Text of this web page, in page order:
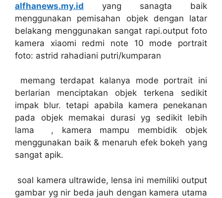
alfhanews.my.id yang sanagta baik
menggunakan pemisahan objek dengan latar
belakang menggunakan sangat rapi.output foto
kamera xiaomi redmi note 10 mode portrait
foto: astrid rahadiani putri/kumparan
memang terdapat kalanya mode portrait ini
berlarian menciptakan objek terkena sedikit
impak blur. tetapi apabila kamera penekanan
pada objek memakai durasi yg sedikit lebih
lama , kamera mampu membidik objek
menggunakan baik & menaruh efek bokeh yang
sangat apik.
soal kamera ultrawide, lensa ini memiliki output
gambar yg nir beda jauh dengan kamera utama